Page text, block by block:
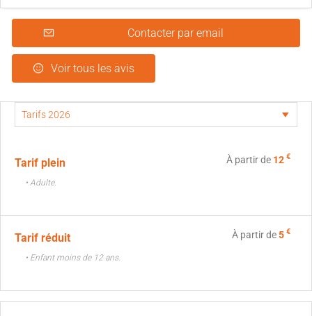
Contacter par email
Voir tous les avis
Tarif plein À partir de 12 €
• Adulte.
Tarif réduit À partir de5 €
• Enfant moins de 12 ans.